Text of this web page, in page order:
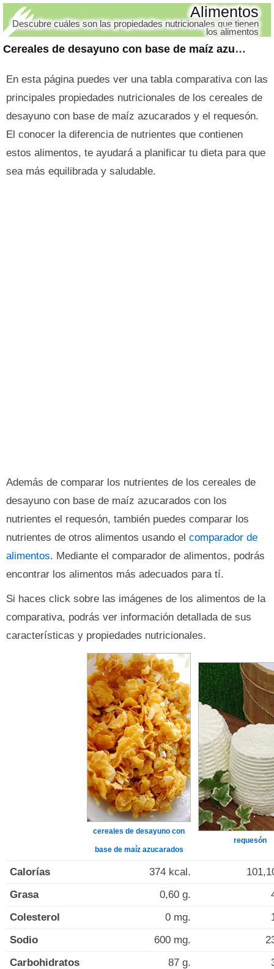
Cereales de desayuno con base de maíz azucarados y requesón
Alimentos
Descubre cuáles son las propiedades nutricionales que tienen
los alimentos
En esta página puedes ver una tabla comparativa con las
principales propiedades nutricionales de los cereales de
desayuno con base de maíz azucarados y el requesón.
El conocer la diferencia de nutrientes que contienen
estos alimentos, te ayudará a planificar tu dieta para que
sea más equilibrada y saludable.
Además de comparar los nutrientes de los cereales de
desayuno con base de maíz azucarados con los
nutrientes el requesón, también puedes comparar los
nutrientes de otros alimentos usando el comparador de
alimentos. Mediante el comparador de alimentos, podrás
encontrar los alimentos más adecuados para tí.
Si haces click sobre las imágenes de los alimentos de la
comparativa, podrás ver información detallada de sus
características y propiedades nutricionales.
cereales de desayuno con
base de maíz azucarados
requesón
Calorías 374 kcal.
Grasa
0,60 g.
Colesterol
0 mg.
Sodio
600 mg.
Carbohidratos
87 g.